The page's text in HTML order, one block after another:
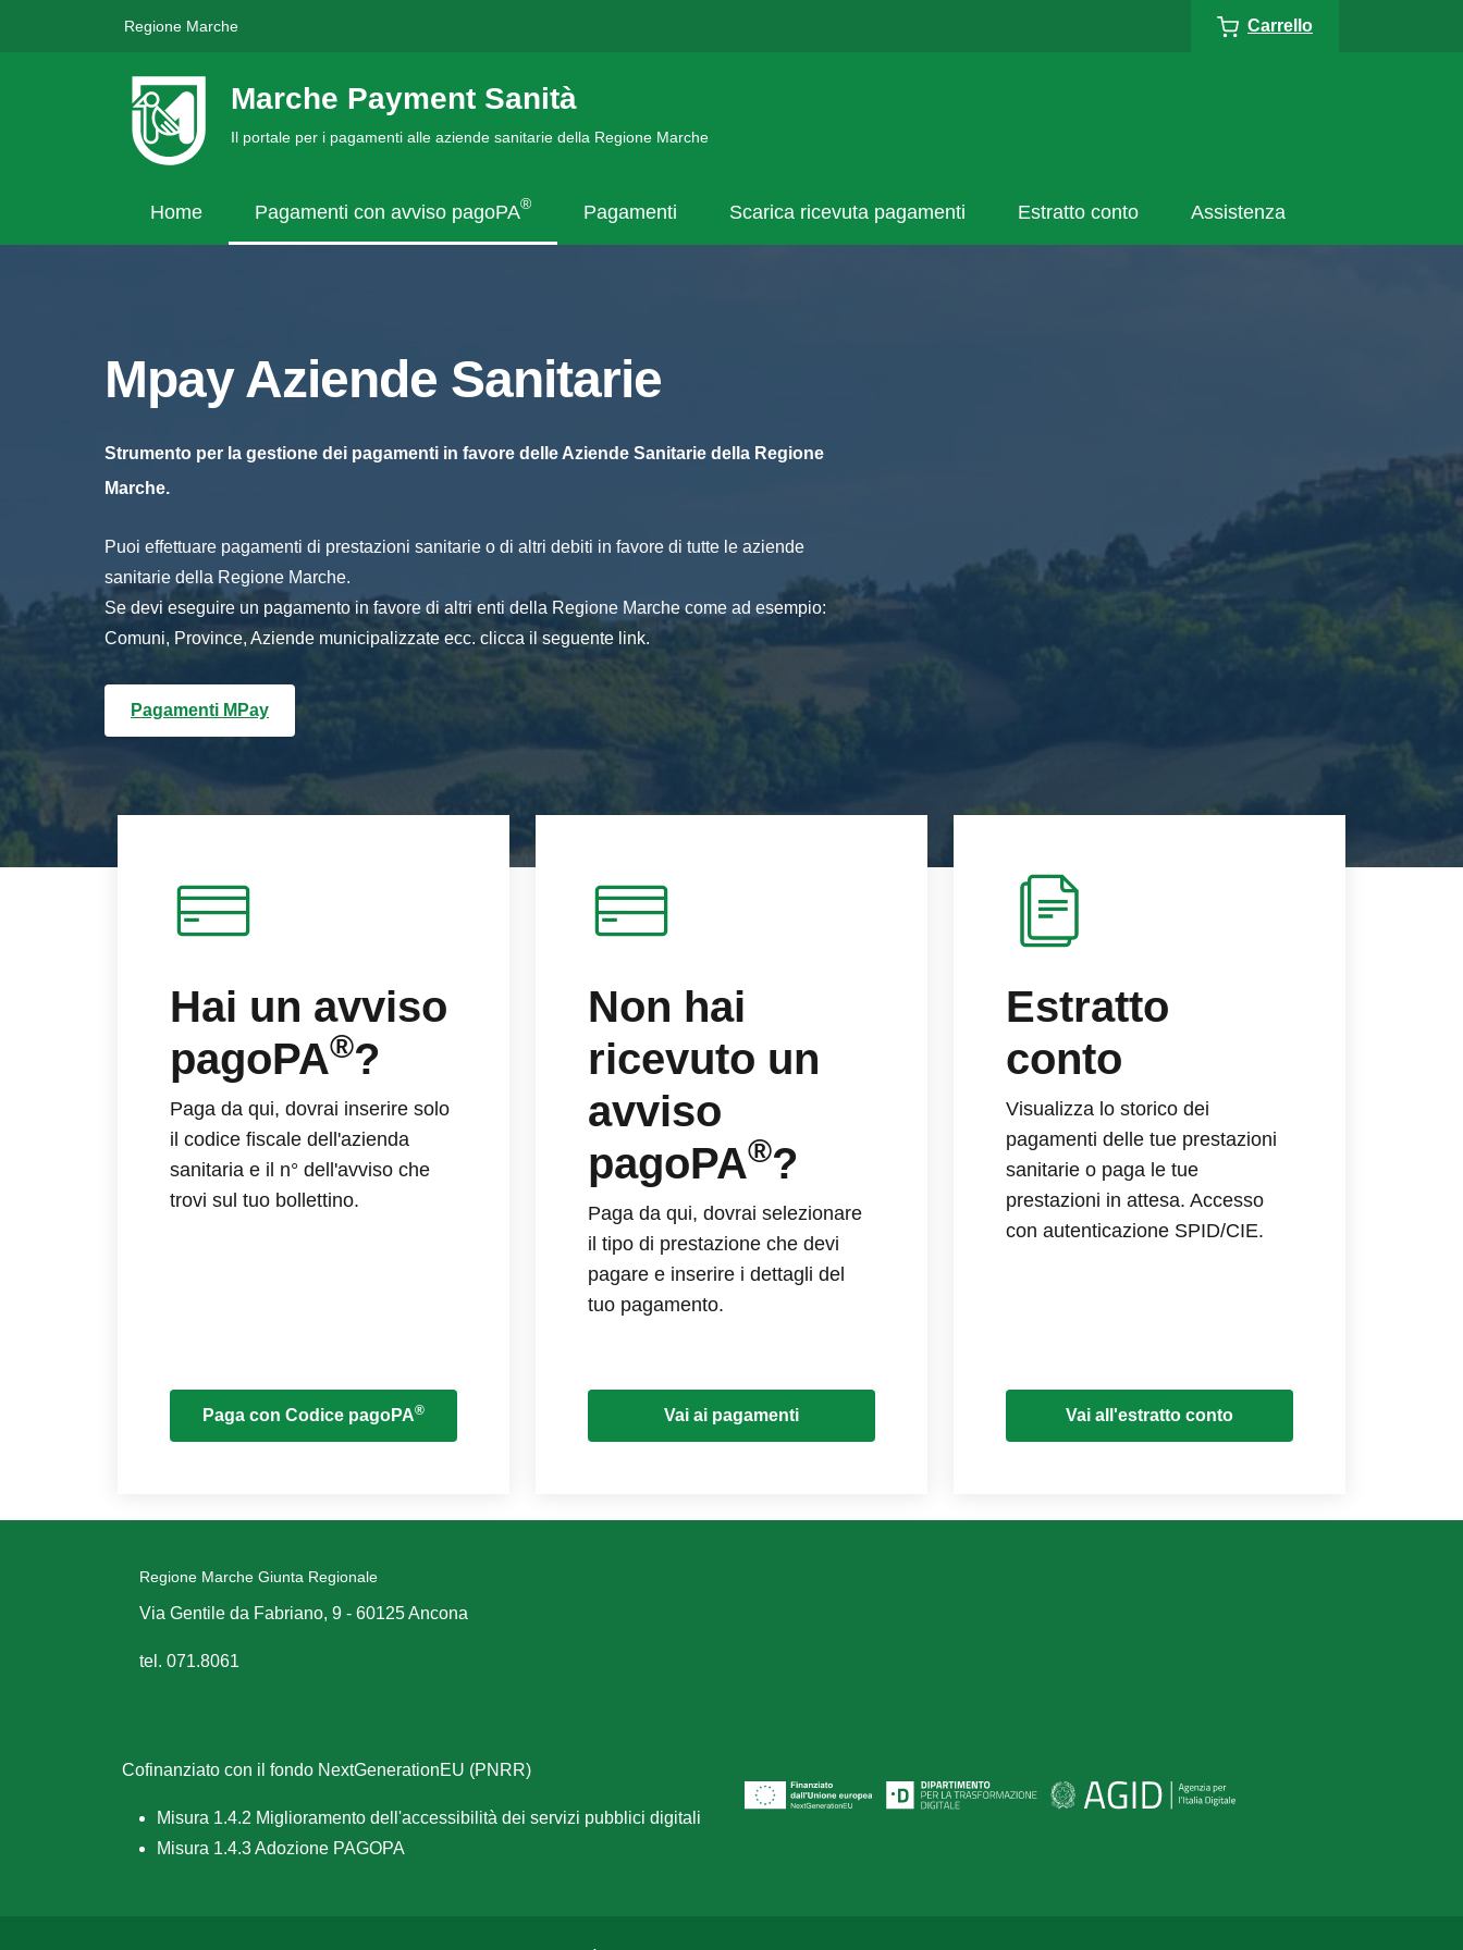
Regione Marche Carrello
Marche Payment Sanità
Il portale per i pagamenti alle aziende sanitarie della Regione Marche
Home Pagamenti con avviso pagoPA® Pagamenti Scarica ricevuta pagamenti Estratto conto Assistenza
Mpay Aziende Sanitarie
Strumento per la gestione dei pagamenti in favore delle Aziende Sanitarie della Regione
Marche.
Puoi effettuare pagamenti di prestazioni sanitarie o di altri debiti in favore di tutte le aziende
sanitarie della Regione Marche.
Se devi eseguire un pagamento in favore di altri enti della Regione Marche come ad esempio:
Comuni, Province, Aziende municipalizzate ecc. clicca il seguente link.
Pagamenti MPay
Hai un avviso
pagoPA®?
Paga da qui, dovrai inserire solo
il codice fiscale dell'azienda
sanitaria e il n° dell'avviso che
trovi sul tuo bollettino.
Paga con Codice pagoPA®
Non hai
ricevuto un
avviso
pagoPA®?
Paga da qui, dovrai selezionare
il tipo di prestazione che devi
pagare e inserire i dettagli del
tuo pagamento.
Vai ai pagamenti
Estratto
conto
Visualizza lo storico dei
pagamenti delle tue prestazioni
sanitarie o paga le tue
prestazioni in attesa. Accesso
con autenticazione SPID/CIE.
Vai all'estratto conto
Regione Marche Giunta Regionale
Via Gentile da Fabriano, 9 - 60125 Ancona
tel. 071.8061
Cofinanziato con il fondo NextGenerationEU (PNRR)
Misura 1.4.2 Miglioramento dell'accessibilità dei servizi pubblici digitali
Misura 1.4.3 Adozione PAGOPA